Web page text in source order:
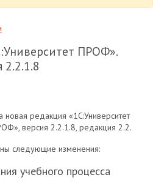
ПРОФ».
2.2.1.8
новая редакция «1С:Университет
версия 2.2.1.8, редакция 2.2.
следующие изменения:
учебного процесса